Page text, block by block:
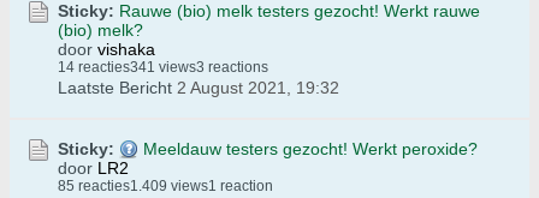
Sticky: Rauwe (bio) melk testers gezocht! Werkt rauwe
(bio) melk?
door vishaka
14 reacties341 views3 reactions
Laatste Bericht 2 August 2021, 19:32
Sticky:
Meeldauw testers gezocht! Werkt peroxide?
door LR2
85 reacties1.409 views1 reaction